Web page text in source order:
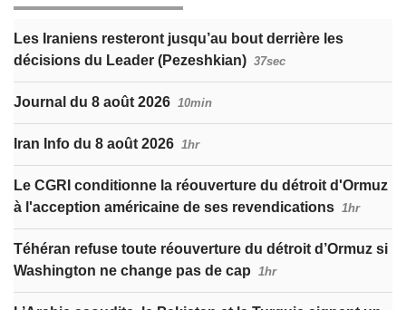
Les Iraniens resteront jusqu’au bout derrière les
décisions du Leader (Pezeshkian) 37sec
Journal du 8 août 2026 10min
Iran Info du 8 août 2026 1hr
Le CGRI conditionne la réouverture du détroit d'Ormuz
à l'acception américaine de ses revendications 1hr
Téhéran refuse toute réouverture du détroit d’Ormuz si
Washington ne change pas de cap 1hr